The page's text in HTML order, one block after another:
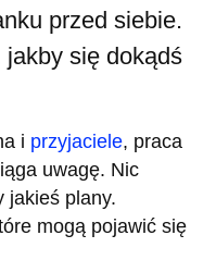
przed siebie.
się dokądś
i przyjaciele, praca
uwagę. Nic
jakieś plany.
mogą pojawić się